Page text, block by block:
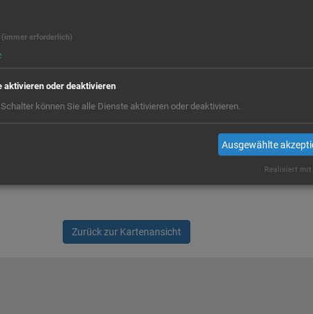
Zurück zur Kartenansicht
(immer erforderlich)
aktivieren oder deaktivieren
können Sie alle Dienste aktivieren oder deaktivieren.
Ausgewählte
Realisiert mit